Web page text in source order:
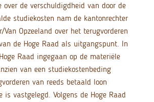
over de verschuldigdheid van door de
studiekosten nam de kantonrechter
Opzeeland over het terugvorderen
de Hoge Raad als uitgangspunt. In
Raad ingegaan op de materiële
van een studiekostenbeding
van reeds betaald loon
is vastgelegd. Volgens de Hoge Raad